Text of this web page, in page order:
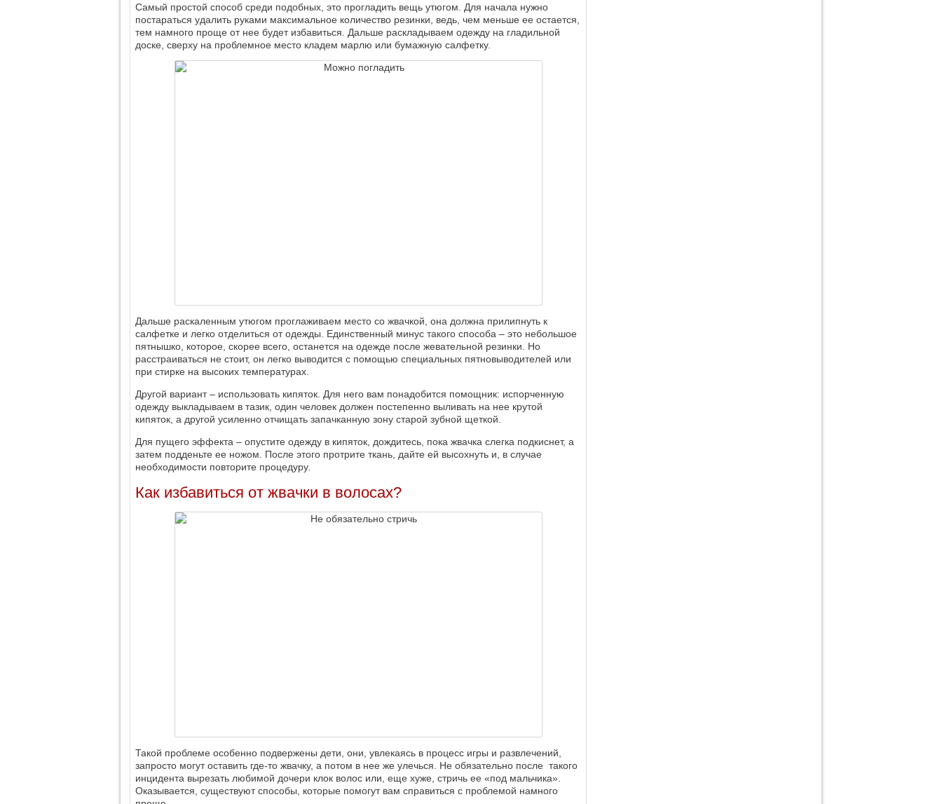
Самый простой способ среди подобных, это прогладить вещь утюгом. Для начала нужно
постараться удалить руками максимальное количество резинки, ведь, чем меньше ее остается,
тем намного проще от нее будет избавиться. Дальше раскладываем одежду на гладильной
доске, сверху на проблемное место кладем марлю или бумажную салфетку.
Дальше раскаленным утюгом проглаживаем место со жвачкой, она должна прилипнуть к
салфетке и легко отделиться от одежды. Единственный минус такого способа – это небольшое
пятнышко, которое, скорее всего, останется на одежде после жевательной резинки. Но
расстраиваться не стоит, он легко выводится с помощью специальных пятновыводителей или
при стирке на высоких температурах.
Другой вариант – использовать кипяток. Для него вам понадобится помощник: испорченную
одежду выкладываем в тазик, один человек должен постепенно выливать на нее крутой
кипяток, а другой усиленно отчищать запачканную зону старой зубной щеткой.
Для пущего эффекта – опустите одежду в кипяток, дождитесь, пока жвачка слегка подкиснет, а
затем подденьте ее ножом. После этого протрите ткань, дайте ей высохнуть и, в случае
необходимости повторите процедуру.
Как избавиться от жвачки в волосах?
Такой проблеме особенно подвержены дети, они, увлекаясь в процесс игры и развлечений,
запросто могут оставить где-то жвачку, а потом в нее же улечься. Не обязательно после такого
инцидента вырезать любимой дочери клок волос или, еще хуже, стричь ее «под мальчика».
Оказывается, существуют способы, которые помогут вам справиться с проблемой намного